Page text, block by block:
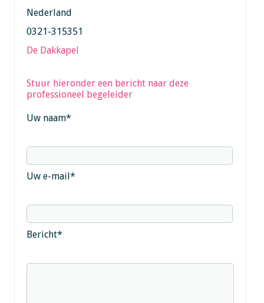
Nederland
0321-315351
De Dakkapel
Stuur hieronder een bericht naar deze
professioneel begeleider
Uw naam*
Uw e-mail*
Bericht*